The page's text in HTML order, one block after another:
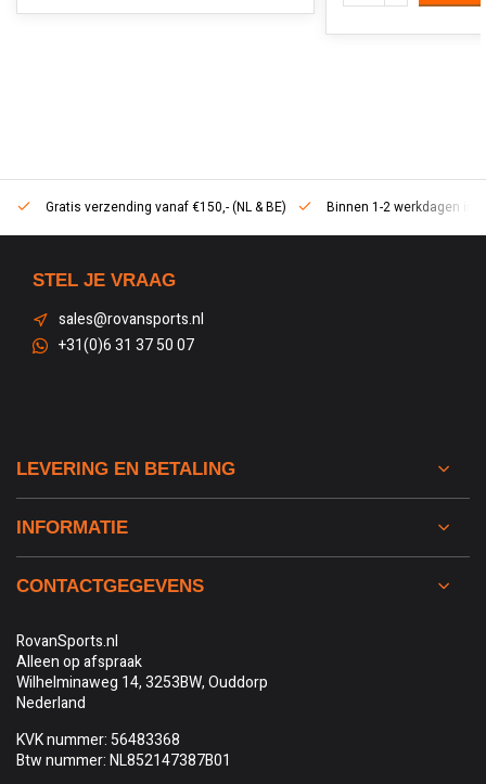
Gratis verzending vanaf €150,- (NL & BE) Binnen 1-2 werkdagen in
STEL JE VRAAG
sales@rovansports.nl
+31(0)6 31 37 50 07
LEVERING EN BETALING
INFORMATIE
CONTACTGEGEVENS
RovanSports.nl
Alleen op afspraak
Wilhelminaweg 14, 3253BW, Ouddorp
Nederland
KVK nummer: 56483368
Btw nummer: NL852147387B01